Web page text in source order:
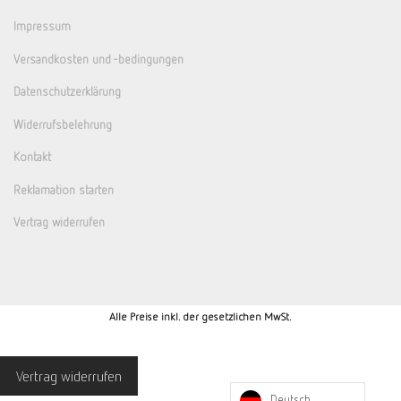
Impressum
Versandkosten und -bedingungen
Datenschutzerklärung
Widerrufsbelehrung
Kontakt
Reklamation starten
Vertrag widerrufen
Alle Preise inkl. der gesetzlichen MwSt.
Vertrag widerrufen